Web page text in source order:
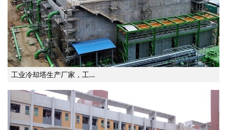
工业冷却塔生产厂家，工…